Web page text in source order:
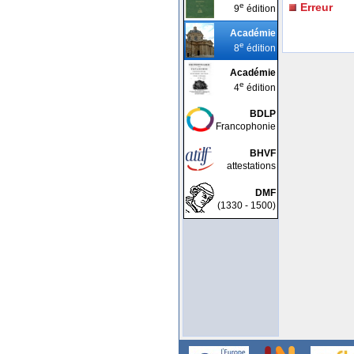
9e édition
Académie
8e édition
Académie
4e édition
BDLP
Francophonie
BHVF
attestations
DMF
(1330 - 1500)
Erreur